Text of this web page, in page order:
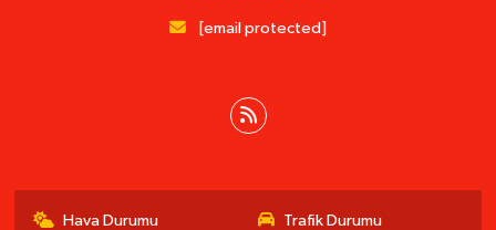
[email protected]
Hava Durumu Trafik Durumu